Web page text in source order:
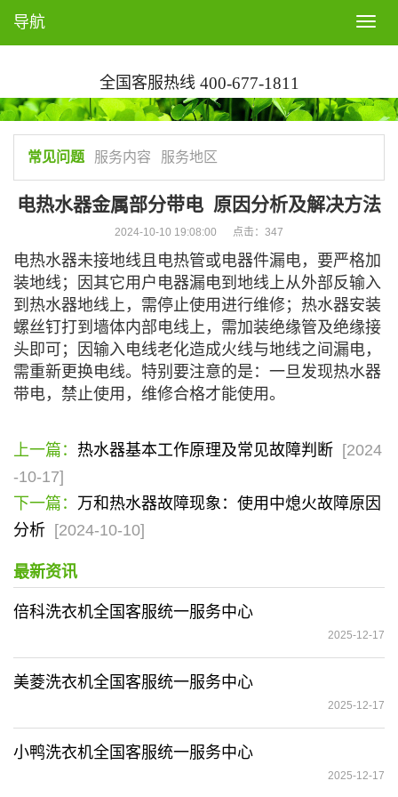
T
o
l
e
a
v
g
a
t
i
o
n
导航
全国客服热线 400-677-1811
常见问题 服务内容 服务地区
电热水器金属部分带电 原因分析及解决方法
2024-10-10 19:08:00 点击： 347
电热水器未接地线且电热管或电器件漏电，要严格加
装地线；因其它用户电器漏电到地线上从外部反输入
到热水器地线上，需停止使用进行维修；热水器安装
螺丝钉打到墙体内部电线上，需加装绝缘管及绝缘接
头即可；因输入电线老化造成火线与地线之间漏电，
需重新更换电线。特别要注意的是：一旦发现热水器
带电，禁止使用，维修合格才能使用。
上一篇： 热水器基本工作原理及常见故障判断
[2024
-10-17]
下一篇： 万和热水器故障现象：使用中熄火故障原因
分析
[2024-10-10]
最新资讯
倍科洗衣机全国客服统一服务中心
2025-12-17
美菱洗衣机全国客服统一服务中心
2025-12-17
小鸭洗衣机全国客服统一服务中心
2025-12-17